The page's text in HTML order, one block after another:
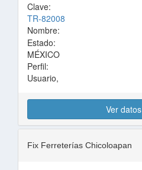
Clave:
TR-82008
Nombre:
Estado:
MÉXICO
Perfil:
Usuario,
Ver datos
Fix Ferreterías Chicoloapan